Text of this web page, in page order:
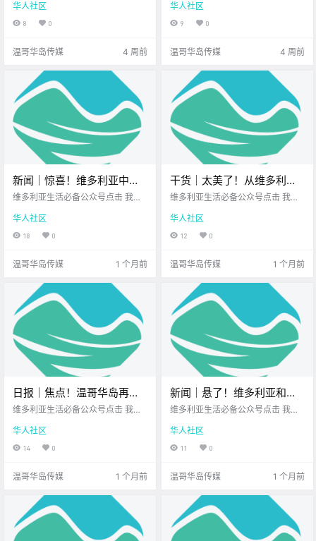
还超懂亚洲胃！
一直在你身边维多利亚顶级科创学
校您值得信赖的地产经纪 上周末跟
很多人推荐过 .
华人社区
8 0
温哥华岛传媒 4 周前
吓！
一直在你身边北美最大亚洲超市您
值得信赖的地产经纪公元2026年7
报（.
华人社区
9 0
温哥华岛传媒 4 周前
新闻｜惊喜！维多利亚中餐
馆本周推出音乐沙龙晚宴！
端遇袭！
维多利亚生活必备公众号点击 我在
想一直在你身边北美最大亚洲超市
您值得信赖的地产经纪 大家周一好
看看吧！ .
华人社区
18 0
温哥华岛传媒 1 个月前
干货｜太美了！从维多利亚
出发，探秘华盛顿州的六处
维多利亚生活必备公众号点击 我在
想一直在你身边您值得信赖的地产
经纪 你可能以为从维多利亚 去温哥
哦！ 现在出.
华人社区
12 0
温哥华岛传媒 1 个月前
日报｜焦点！温哥华岛再现
两起人为引发山火！
闭！
维多利亚生活必备公众号点击 我在
想一直在你身边您值得信赖的地产
经纪北美最大亚洲超市公元2026年
预报（.
华人社区
14 0
温哥华岛传媒 1 个月前
新闻｜悬了！维多利亚和
Saanich还能合并吗？维多利
商场定位要大改？
维多利亚生活必备公众号点击 我在
想一直在你身边北美最大亚洲超市
您值得信赖的地产经纪 大家周二好
来看看吧！ .
华人社区
11 0
温哥华岛传媒 1 个月前